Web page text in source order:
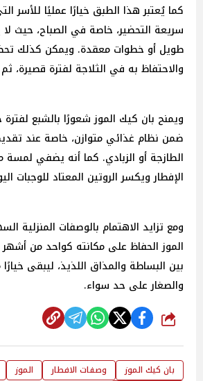
كما يُعتبر هذا الطبق خيارًا عمليًا للأسر
سريعة التحضير، خاصة في الصباح، حيث
طويل أو خطوات معقدة. ويمكن كذلك
والاحتفاظ به في الثلاجة لفترة قصيرة،
ويمنح بان كيك الموز شعورًا بالشبع لفترة
ضمن نظام غذائي متوازن، خاصة عند
الطازجة أو الزبادي. كما أنه يضفي لمسة
الإفطار ويكسر الروتين المعتاد للوجبات
ومع تزايد الاهتمام بالوصفات المنزلية
الموز الحفاظ على مكانته كواحد من
بين البساطة والمذاق اللذيذ، ليبقى خيارًا
والصغار على حد سواء.
شارك
بان كيك الموز وصفات الافطار الموز